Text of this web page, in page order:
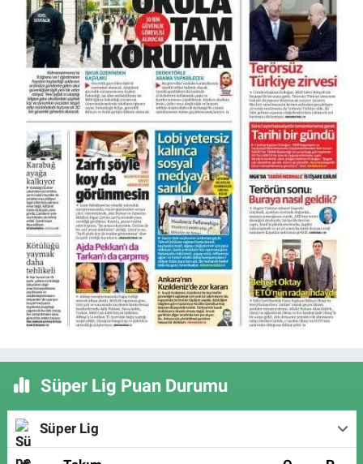
Süper Lig Puan Durumu
Süper Lig